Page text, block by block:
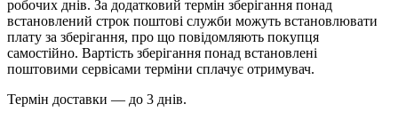
робочих днів. За додатковий термін зберігання понад
встановлений строк поштові служби можуть встановлювати
плату за зберігання, про що повідомляють покупця
самостійно. Вартість зберігання понад вcтановлені
поштовими сервісами терміни сплачує отримувач.
Термін доставки — до 3 днів.